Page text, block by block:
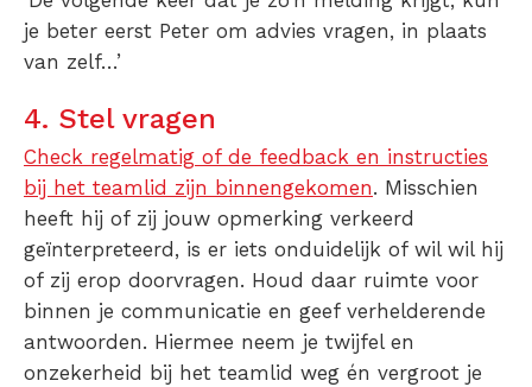
je beter eerst Peter om advies vragen, in plaats
van zelf…’
4. Stel vragen
Check regelmatig of de feedback en instructies
bij het teamlid zijn binnengekomen. Misschien
heeft hij of zij jouw opmerking verkeerd
geïnterpreteerd, is er iets onduidelijk of wil wil hij
of zij erop doorvragen. Houd daar ruimte voor
binnen je communicatie en geef verhelderende
antwoorden. Hiermee neem je twijfel en
onzekerheid bij het teamlid weg én vergroot je